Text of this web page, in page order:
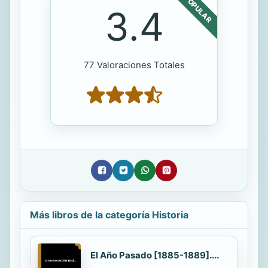
POPULAR
3.4
77 Valoraciones Totales
Más libros de la categoría Historia
El Año Pasado [1885-1889]....